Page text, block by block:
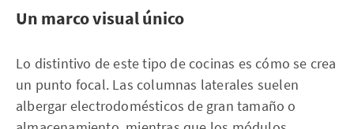
Un marco visual único
Lo distintivo de este tipo de cocinas es cómo se crea
un punto focal. Las columnas laterales suelen
albergar electrodomésticos de gran tamaño o